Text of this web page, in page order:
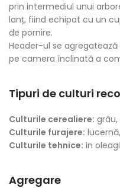
prin intermediul unui
lanț, fiind echipat cu un
de pornire.
Header-ul se
pe camera înclinată a
Tipuri de culturi
Culturile cerealiere: grâu,
Culturile furajere:
Culturile tehnice: in
Agregare